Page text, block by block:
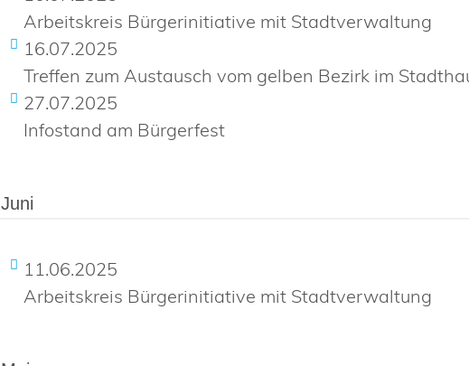
Arbeitskreis Bürgerinitiative mit Stadtverwaltung
16.07.2025
Treffen zum Austausch vom gelben Bezirk im
27.07.2025
Infostand am Bürgerfest
Juni
11.06.2025
Arbeitskreis Bürgerinitiative mit Stadtverwaltung